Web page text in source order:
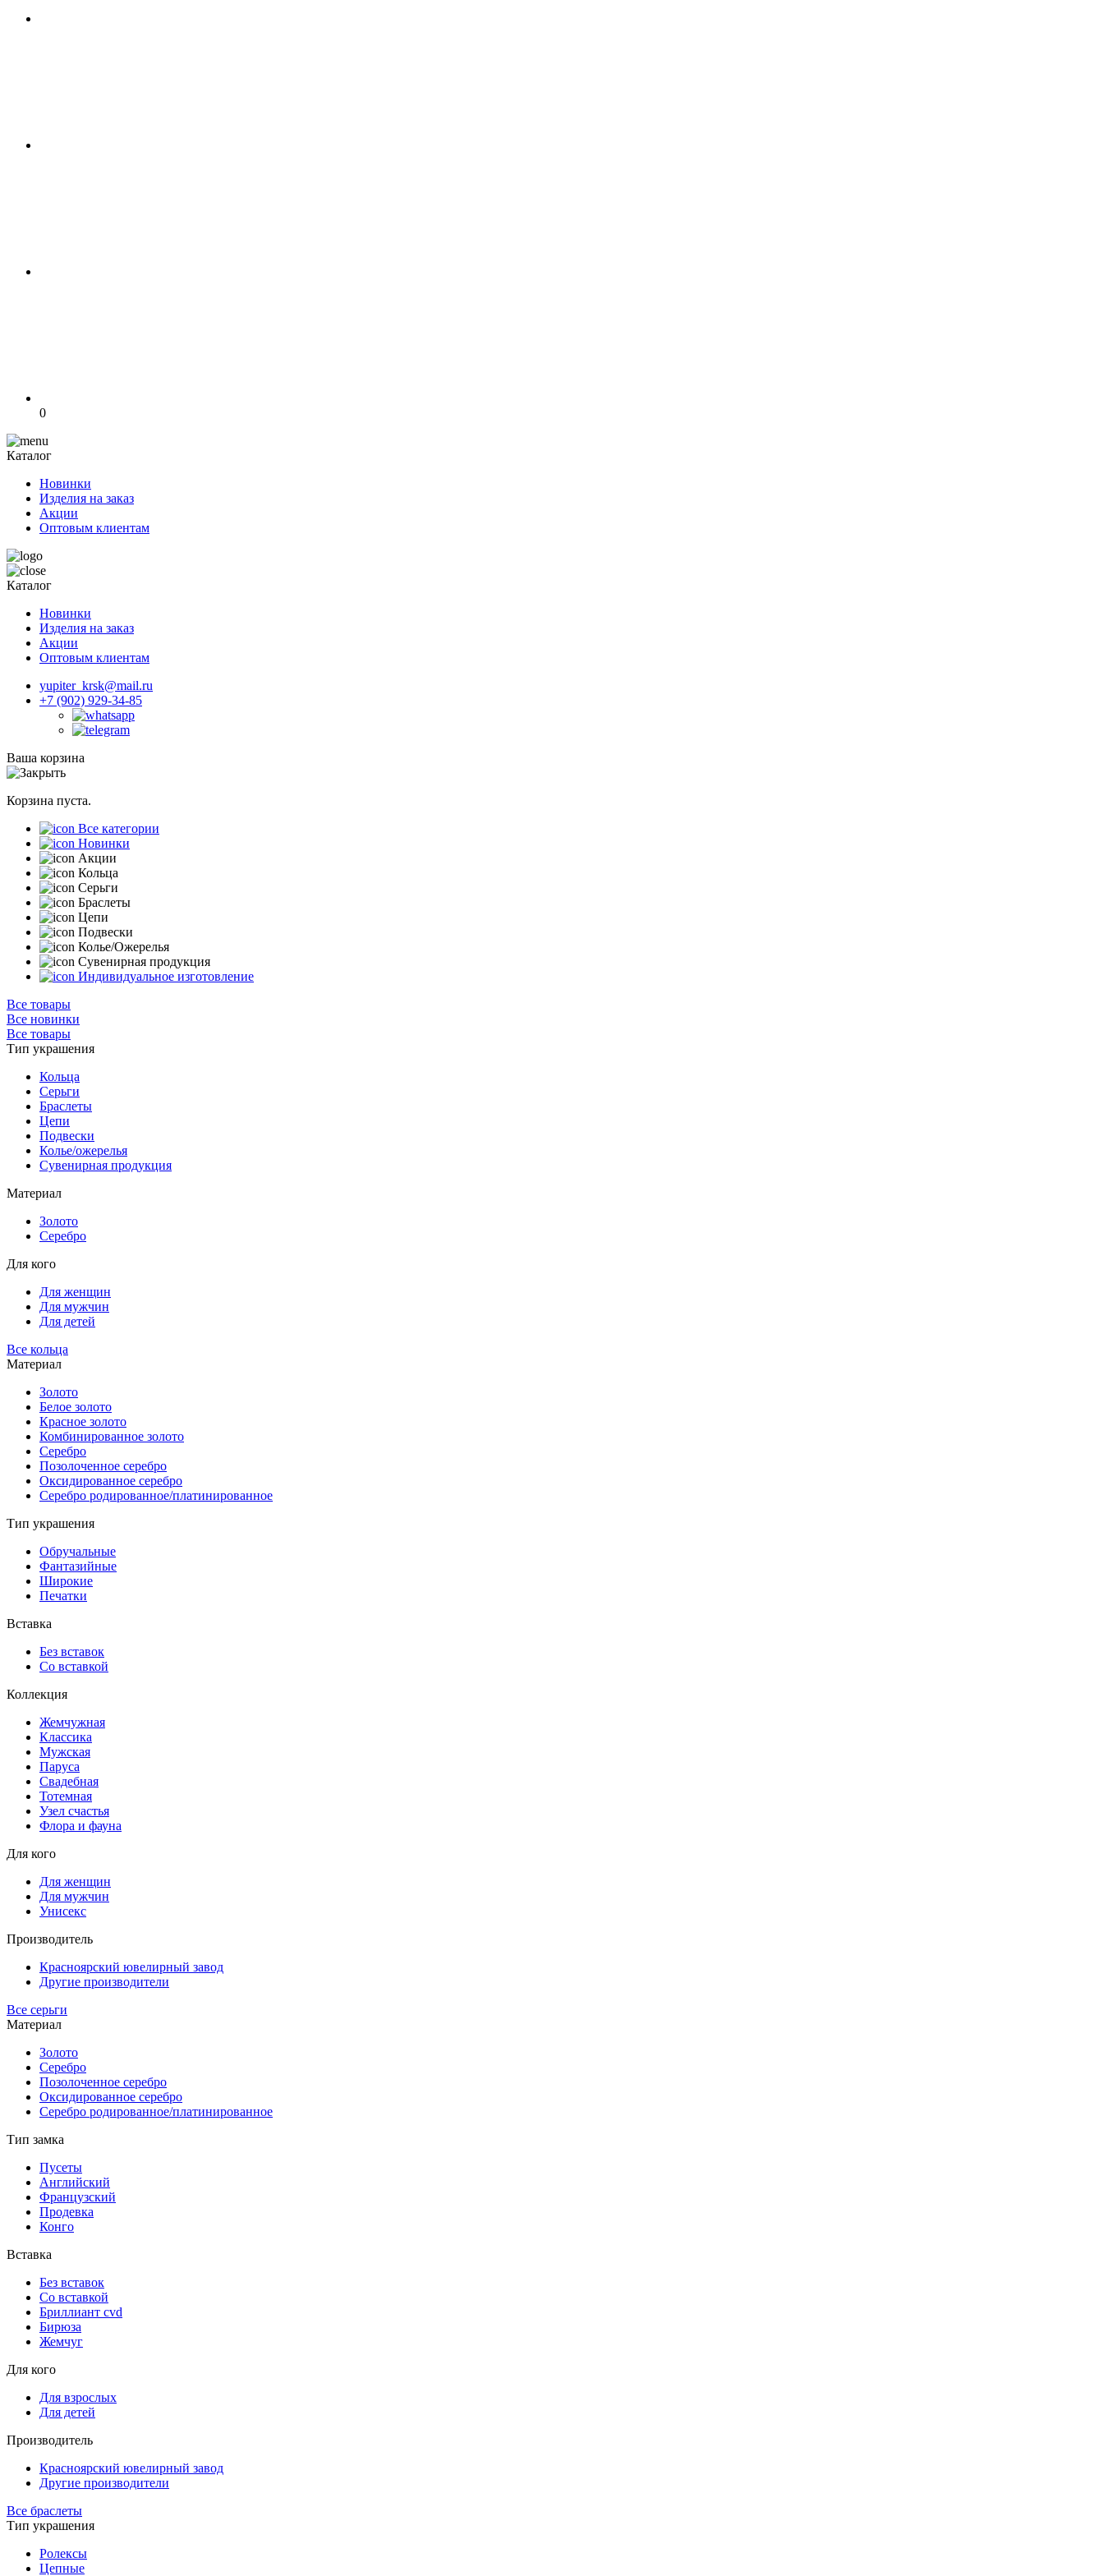
0
Каталог
Новинки
Изделия на заказ
Акции
Оптовым клиентам
Каталог
Новинки
Изделия на заказ
Акции
Оптовым клиентам
yupiter_krsk@mail.ru
+7 (902) 929-34-85
Ваша корзина
Корзина пуста.
Все категории
Новинки
Акции
Кольца
Серьги
Браслеты
Цепи
Подвески
Колье/Ожерелья
Сувенирная продукция
Индивидуальное изготовление
Все товары
Все новинки
Все товары
Тип украшения
Кольца
Серьги
Браслеты
Цепи
Подвески
Колье/ожерелья
Сувенирная продукция
Материал
Золото
Серебро
Для кого
Для женщин
Для мужчин
Для детей
Все кольца
Материал
Золото
Белое золото
Красное золото
Комбинированное золото
Серебро
Позолоченное серебро
Оксидированное серебро
Серебро родированное/платинированное
Тип украшения
Обручальные
Фантазийные
Широкие
Печатки
Вставка
Без вставок
Со вставкой
Коллекция
Жемчужная
Классика
Мужская
Паруса
Свадебная
Тотемная
Узел счастья
Флора и фауна
Для кого
Для женщин
Для мужчин
Унисекс
Производитель
Красноярский ювелирный завод
Другие производители
Все серьги
Материал
Золото
Серебро
Позолоченное серебро
Оксидированное серебро
Серебро родированное/платинированное
Тип замка
Пусеты
Английский
Французский
Продевка
Конго
Вставка
Без вставок
Со вставкой
Бриллиант cvd
Бирюза
Жемчуг
Для кого
Для взрослых
Для детей
Производитель
Красноярский ювелирный завод
Другие производители
Все браслеты
Тип украшения
Ролексы
Цепные